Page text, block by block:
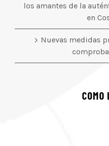
los amantes de la
en
Nuevas medidas
COMO